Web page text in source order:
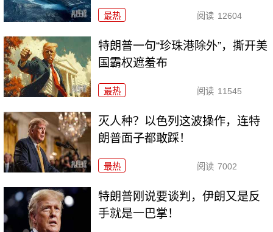
最热 阅读 12604
特朗普一句“珍珠港除外”，撕开美
国霸权遮羞布
最热 阅读 11545
灭人种？以色列这波操作，连特
朗普面子都敢踩！
最热 阅读 7002
特朗普刚说要谈判，伊朗又是反
手就是一巴掌！